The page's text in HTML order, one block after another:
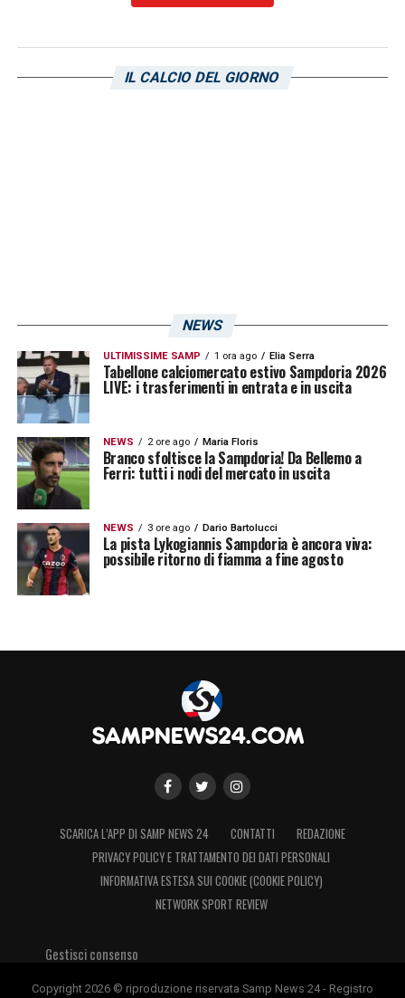
(Ungheria),Cuschieri
Eva SchatzereMichela Giordano
IL CALCIO DEL GIORNO
NEWS
ULTIMISSIME SAMP 1 ora ago Elia Serra
Tabellone calciomercato estivo Sampdoria 2026
LIVE: i trasferimenti in entrata e in uscita
NEWS 2 ore ago Maria Floris
Branco sfoltisce la Sampdoria! Da Bellemo a
Ferri: tutti i nodi del mercato in uscita
NEWS 3 ore ago Dario Bartolucci
La pista Lykogiannis Sampdoria è ancora viva:
possibile ritorno di fiamma a fine agosto
SCARICA L’APP DI SAMP NEWS 24 CONTATTI
REDAZIONE
PRIVACY POLICY E TRATTAMENTO DEI DATI PERSONALI
INFORMATIVA ESTESA SUI COOKIE (COOKIE POLICY)
NETWORK SPORT REVIEW
Gestisci consenso
Copyright 2026 © riproduzione riservata Samp News 24 - Registro